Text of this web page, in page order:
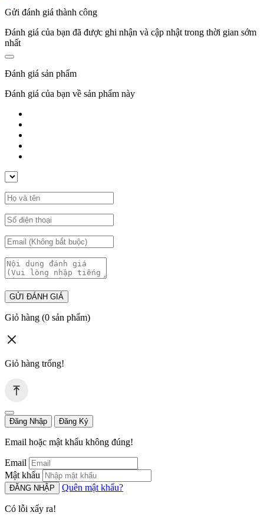
Gửi đánh giá thành công
Đánh giá của bạn đã được ghi nhận và cập nhật trong thời gian sớm
nhất
Đánh giá sản phẩm
Đánh giá của bạn về sản phẩm này
GỬI ĐÁNH GIÁ
Giỏ hàng (0 sản phẩm)
Giỏ hàng trống!
Đăng Nhập Đăng Ký
Email hoặc mật khẩu không đúng!
Email
Mật khẩu
ĐĂNG NHẬP Quên mật khẩu?
Có lỗi xẩy ra!